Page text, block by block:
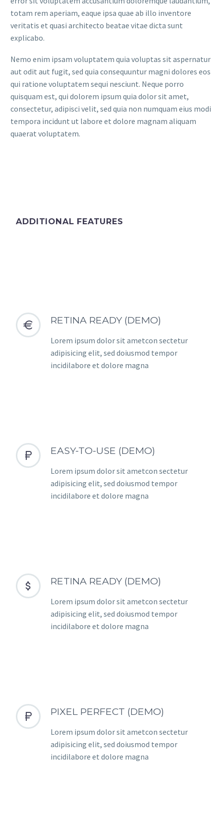
totam rem aperiam, eaque ipsa quae ab illo inventore
veritatis et quasi architecto beatae vitae dicta sunt
explicabo.
Nemo enim ipsam voluptatem quia voluptas sit aspernatur
aut odit aut fugit, sed quia consequuntur magni dolores eos
qui ratione voluptatem sequi nesciunt. Neque porro
quisquam est, qui dolorem ipsum quia dolor sit amet,
consectetur, adipisci velit, sed quia non numquam eius modi
tempora incidunt ut labore et dolore magnam aliquam
quaerat voluptatem.
ADDITIONAL FEATURES

 RETINA READY (DEMO)
Lorem ipsum dolor sit ametcon sectetur
adipisicing elit, sed doiusmod tempor
incidilabore et dolore magna

 EASY-TO-USE (DEMO)
Lorem ipsum dolor sit ametcon sectetur
adipisicing elit, sed doiusmod tempor
incidilabore et dolore magna

 RETINA READY (DEMO)
Lorem ipsum dolor sit ametcon sectetur
adipisicing elit, sed doiusmod tempor
incidilabore et dolore magna

 PIXEL PERFECT (DEMO)
Lorem ipsum dolor sit ametcon sectetur
adipisicing elit, sed doiusmod tempor
incidilabore et dolore magna